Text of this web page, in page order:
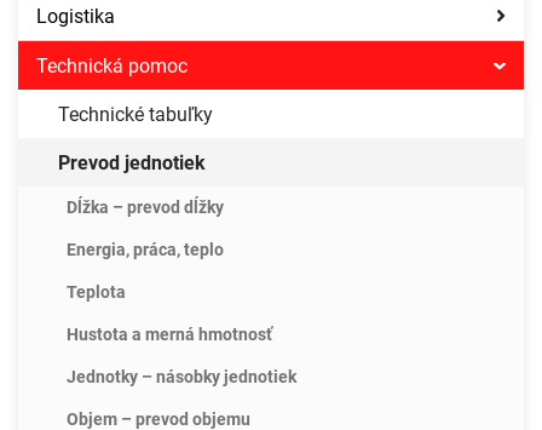
Logistika
Technická pomoc
Technické tabuľky
Prevod jednotiek
Dĺžka – prevod dĺžky
Energia, práca, teplo
Teplota
Hustota a merná hmotnosť
Jednotky – násobky jednotiek
Objem – prevod objemu